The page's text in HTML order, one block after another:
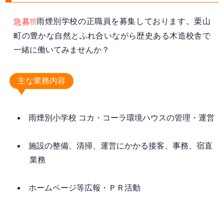
急募!!!雨煙別学校の正職員を募集しております。栗山
町の豊かな自然とふれ合いながら歴史ある木造校舎で
一緒に働いてみませんか？
主な業務内容
雨煙別小学校 コカ・コーラ環境ハウスの管理・運営
施設の整備、清掃、運営にかかる接客、事務、宿直
業務
ホームページ等広報・ＰＲ活動